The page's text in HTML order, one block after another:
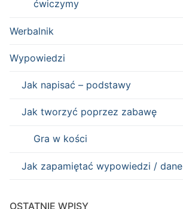
ćwiczymy
Werbalnik
Wypowiedzi
Jak napisać – podstawy
Jak tworzyć poprzez zabawę
Gra w kości
Jak zapamiętać wypowiedzi / dane
OSTATNIE WPISY